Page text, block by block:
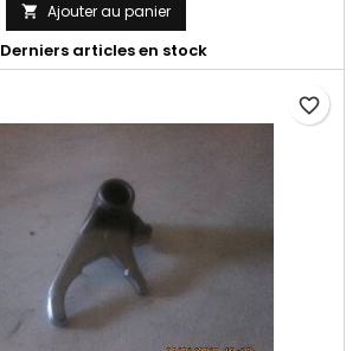
 Ajouter au panier
Derniers articles en stock
favorite_border